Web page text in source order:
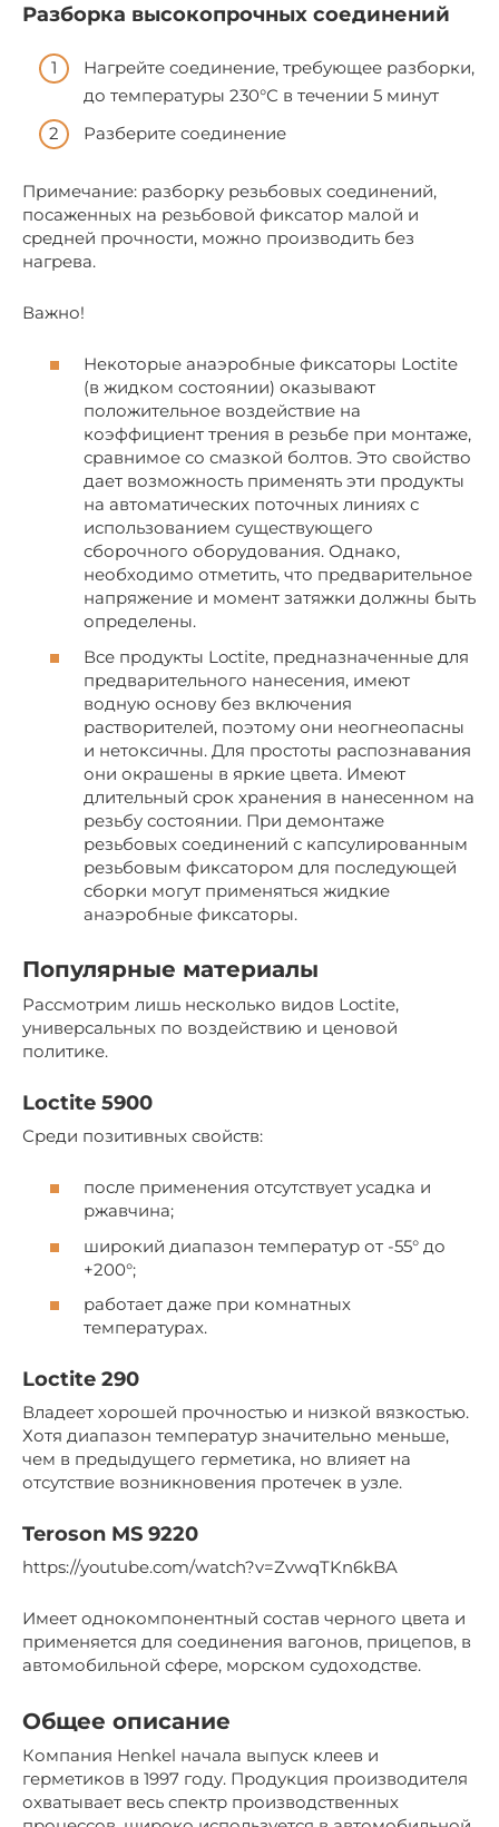
Разборка высокопрочных соединений
Нагрейте соединение, требующее разборки,
до температуры 230°С в течении 5 минут
Разберите соединение
Примечание: разборку резьбовых соединений,
посаженных на резьбовой фиксатор малой и
средней прочности, можно производить без
нагрева.
Важно!
Некоторые анаэробные фиксаторы Loctite
(в жидком состоянии) оказывают
положительное воздействие на
коэффициент трения в резьбе при монтаже,
сравнимое со смазкой болтов. Это свойство
дает возможность применять эти продукты
на автоматических поточных линиях с
использованием существующего
сборочного оборудования. Однако,
необходимо отметить, что предварительное
напряжение и момент затяжки должны быть
определены.
Все продукты Loctite, предназначенные для
предварительного нанесения, имеют
водную основу без включения
растворителей, поэтому они неогнеопасны
и нетоксичны. Для простоты распознавания
они окрашены в яркие цвета. Имеют
длительный срок хранения в нанесенном на
резьбу состоянии. При демонтаже
резьбовых соединений с капсулированным
резьбовым фиксатором для последующей
сборки могут применяться жидкие
анаэробные фиксаторы.
Популярные материалы
Рассмотрим лишь несколько видов Loctite,
универсальных по воздействию и ценовой
политике.
Loctite 5900
Среди позитивных свойств:
после применения отсутствует усадка и
ржавчина;
широкий диапазон температур от -55° до
+200°;
работает даже при комнатных
температурах.
Loctite 290
Владеет хорошей прочностью и низкой вязкостью.
Хотя диапазон температур значительно меньше,
чем в предыдущего герметика, но влияет на
отсутствие возникновения протечек в узле.
Teroson MS 9220
https://youtube.com/watch?v=ZvwqTKn6kBA
Имеет однокомпонентный состав черного цвета и
применяется для соединения вагонов, прицепов, в
автомобильной сфере, морском судоходстве.
Общее описание
Компания Henkel начала выпуск клеев и
герметиков в 1997 году. Продукция производителя
охватывает весь спектр производственных